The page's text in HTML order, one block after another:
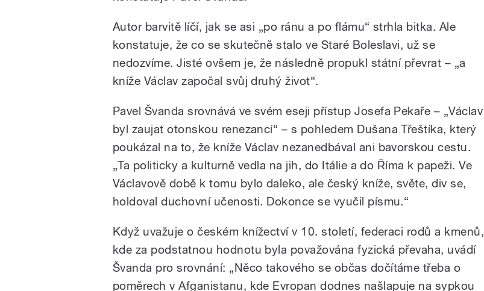
Autor barvitě líčí, jak se asi „po ránu a po flámu“ strhla bitka. Ale
konstatuje, že co se skutečně stalo ve Staré Boleslavi, už se
nedozvíme. Jisté ovšem je, že následně propukl státní převrat – „a
kníže Václav započal svůj druhý život“.
Pavel Švanda srovnává ve svém eseji přístup Josefa Pekaře – „Václav
byl zaujat otonskou renezancí“ – s pohledem Dušana Třeštíka, který
poukázal na to, že kníže Václav nezanedbával ani bavorskou cestu.
„Ta politicky a kulturně vedla na jih, do Itálie a do Říma k papeži. Ve
Václavově době k tomu bylo daleko, ale český kníže, světe, div se,
holdoval duchovní učenosti. Dokonce se vyučil písmu.“
Když uvažuje o českém knížectví v 10. století, federaci rodů a kmenů,
kde za podstatnou hodnotu byla považována fyzická převaha, uvádí
Švanda pro srovnání: „Něco takového se občas dočítáme třeba o
poměrech v Afganistanu, kde Evropan dodnes našlapuje na sypkou